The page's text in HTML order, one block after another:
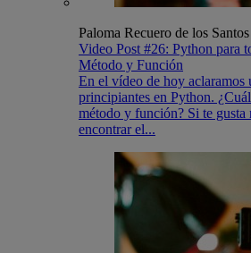
Paloma Recuero de los Santos
Video Post #26: Python para
Método y Función
En el vídeo de hoy aclaramos
principiantes en Python.
método y función? Si te gusta
encontrar el...